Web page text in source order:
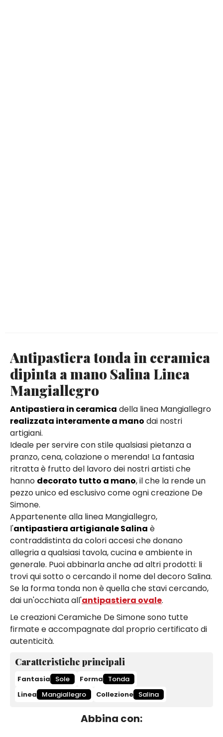
Antipastiera tonda in ceramica
dipinta a mano Salina Linea
Mangiallegro
Antipastiera in ceramica della linea Mangiallegro
realizzata interamente a mano dai nostri
artigiani.
Ideale per servire con stile qualsiasi pietanza a
pranzo, cena, colazione o merenda! La fantasia
ritratta è frutto del lavoro dei nostri artisti che
hanno decorato tutto a mano, il che la rende un
pezzo unico ed esclusivo come ogni creazione De
Simone.
Appartenente alla linea Mangiallegro,
l'antipastiera artigianale Salina è
contraddistinta da colori accesi che donano
allegria a qualsiasi tavola, cucina e ambiente in
generale. Puoi abbinarla anche ad altri prodotti: li
trovi qui sotto o cercando il nome del decoro Salina.
Se la forma tonda non è quella che stavi cercando,
dai un'occhiata all'antipastiera ovale.
Le creazioni Ceramiche De Simone sono tutte
firmate e accompagnate dal proprio certificato di
autenticità.
Caratteristiche principali
Fantasia Sole Forma
Tonda
Linea
Mangiallegro Collezione Salina
Abbina con: